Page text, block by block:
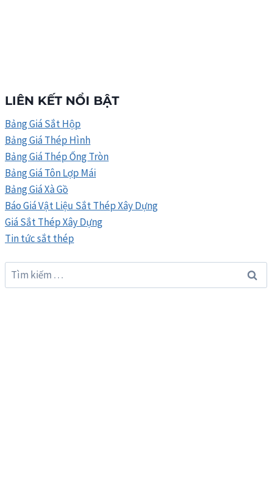
LIÊN KẾT NỔI BẬT
Bảng Giá Sắt Hộp
Bảng Giá Thép Hình
Bảng Giá Thép Ống Tròn
Bảng Giá Tôn Lợp Mái
Bảng Giá Xà Gồ
Báo Giá Vật Liệu Sắt Thép Xây Dựng
Giá Sắt Thép Xây Dựng
Tin tức sắt thép
Tìm
kiếm